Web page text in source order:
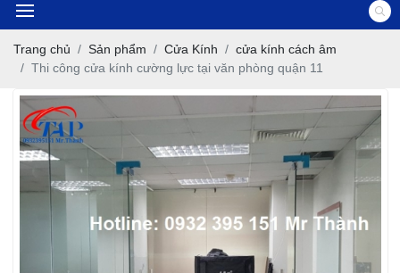
Trang chủ Sản phẩm Cửa Kính
cửa kính cách âm
Thi công cửa kính cường lực tại văn phòng quận 11